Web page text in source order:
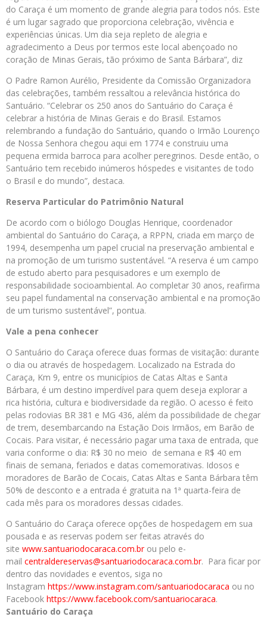
do Caraça é um momento de grande alegria para todos nós. Este
é um lugar sagrado que proporciona celebração, vivência e
experiências únicas. Um dia seja repleto de alegria e
agradecimento a Deus por termos este local abençoado no
coração de Minas Gerais, tão próximo de Santa Bárbara”, diz
O Padre Ramon Aurélio, Presidente da Comissão Organizadora
das celebrações, também ressaltou a relevância histórica do
Santuário. “Celebrar os 250 anos do Santuário do Caraça é
celebrar a história de Minas Gerais e do Brasil. Estamos
relembrando a fundação do Santuário, quando o Irmão Lourenço
de Nossa Senhora chegou aqui em 1774 e construiu uma
pequena ermida barroca para acolher peregrinos. Desde então, o
Santuário tem recebido inúmeros hóspedes e visitantes de todo
o Brasil e do mundo”, destaca.
Reserva Particular do Patrimônio Natural
De acordo com o biólogo Douglas Henrique, coordenador
ambiental do Santuário do Caraça, a RPPN, criada em março de
1994, desempenha um papel crucial na preservação ambiental e
na promoção de um turismo sustentável. “A reserva é um campo
de estudo aberto para pesquisadores e um exemplo de
responsabilidade socioambiental. Ao completar 30 anos, reafirma
seu papel fundamental na conservação ambiental e na promoção
de um turismo sustentável”, pontua.
Vale a pena conhecer
O Santuário do Caraça oferece duas formas de visitação: durante
o dia ou através de hospedagem. Localizado na Estrada do
Caraça, Km 9, entre os municípios de Catas Altas e Santa
Bárbara, é um destino imperdível para quem deseja explorar a
rica história, cultura e biodiversidade da região. O acesso é feito
pelas rodovias BR 381 e MG 436, além da possibilidade de chegar
de trem, desembarcando na Estação Dois Irmãos, em Barão de
Cocais. Para visitar, é necessário pagar uma taxa de entrada, que
varia conforme o dia: R$ 30 no meio de semana e R$ 40 em
finais de semana, feriados e datas comemorativas. Idosos e
moradores de Barão de Cocais, Catas Altas e Santa Bárbara têm
50% de desconto e a entrada é gratuita na 1ª quarta-feira de
cada mês para os moradores dessas cidades.
O Santuário do Caraça oferece opções de hospedagem em sua
pousada e as reservas podem ser feitas através do
site www.santuariodocaraca.com.brou pelo e-
mail centraldereservas@santuariodocaraca.com.br. Para ficar por
dentro das novidades e eventos, siga no
Instagram https://www.instagram.com/santuariodocaraca ou no
Facebook https://www.facebook.com/santuariocaraca.
Santuário do Caraça